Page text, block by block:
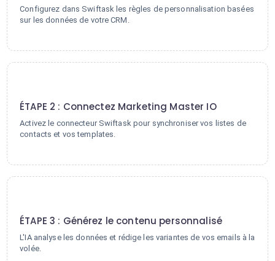
Configurez dans Swiftask les règles de personnalisation basées
sur les données de votre CRM.
ÉTAPE 2 : Connectez Marketing Master IO
Activez le connecteur Swiftask pour synchroniser vos listes de
contacts et vos templates.
ÉTAPE 3 : Générez le contenu personnalisé
L'IA analyse les données et rédige les variantes de vos emails à la
volée.